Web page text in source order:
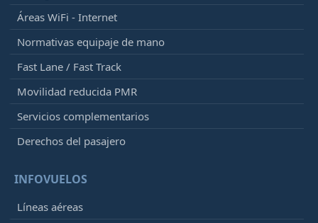
Áreas WiFi - Internet
Normativas equipaje de mano
Fast Lane / Fast Track
Movilidad reducida PMR
Servicios complementarios
Derechos del pasajero
INFOVUELOS
Líneas aéreas